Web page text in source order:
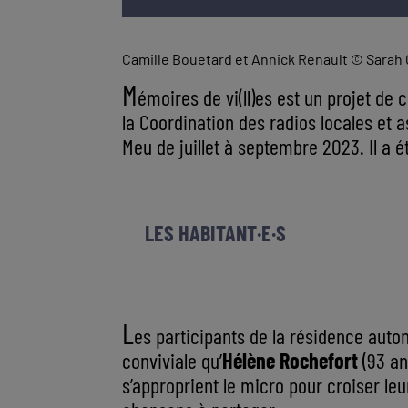
Camille Bouetard et Annick Renault © Sarah
Mémoires de vi(ll)es est un projet de
la Coordination des radios locales et
Meu de juillet à septembre 2023. Il a
LES HABITANT·E·S
L es participants de la résidence
conviviale qu’Hélène Rochefort(93
s’approprient le micro pour croiser